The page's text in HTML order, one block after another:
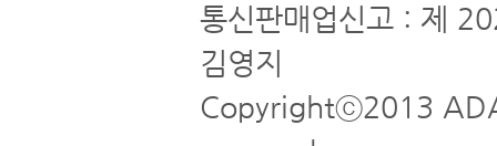
통신판매업신고 : 제
김영지
Copyrightⓒ2013